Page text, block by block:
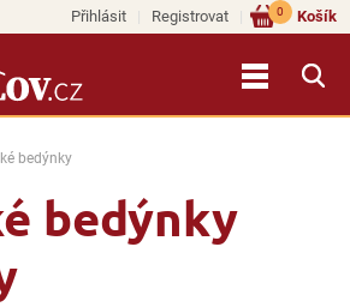
Přihlásit Registrovat Košík
0
bedýnky
bedýnky